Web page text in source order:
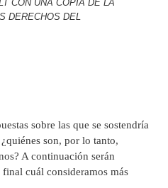
CON UNA COPIA DE LA
DERECHOS DEL
sobre las que se sostendría
son, por lo tanto,
A continuación serán
final cuál consideramos más